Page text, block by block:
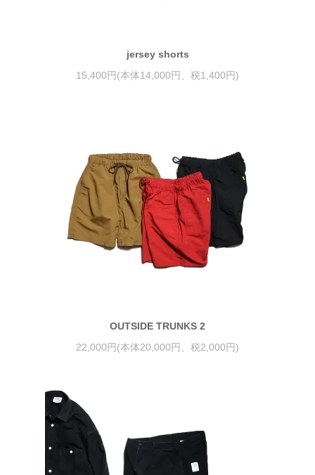
jersey shorts
15,400円(本体14,000円、税1,400円)
OUTSIDE TRUNKS 2
22,000円(本体20,000円、税2,000円)